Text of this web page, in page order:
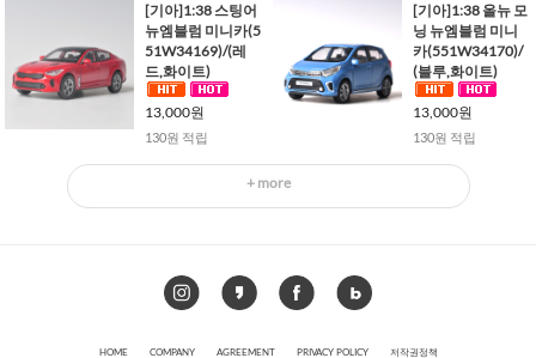
[기아]1:38 스팅어
뉴엠블럼 미니카(5
51W34169)/(레
드,화이트)
13,000원
130원 적립
[기아]1:38 올뉴 모
닝 뉴엠블럼 미니
카(551W34170)/
(블루,화이트)
13,000원
130원 적립
+ more
HOME COMPANY AGREEMENT PRIVACY POLICY 저작권정책